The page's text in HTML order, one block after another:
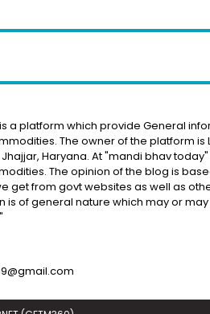
a platform which provide General
The owner of the platform is
Haryana. At "mandi bhav
The opinion of the blog is
get from govt websites as well as
is of general nature which may or